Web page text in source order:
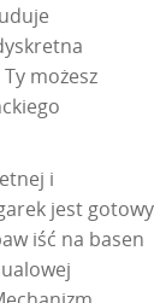
możesz
i
jest gotowy
iść na basen